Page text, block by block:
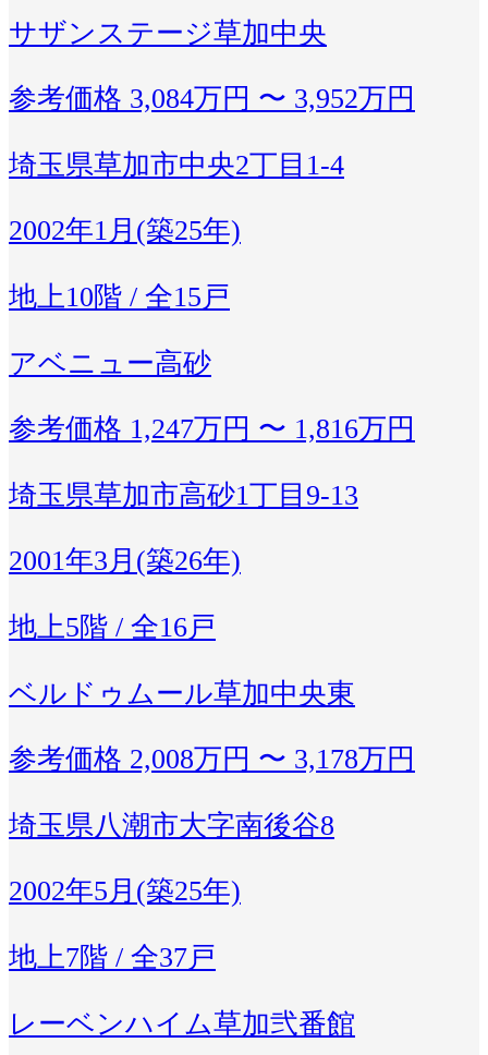
サザンステージ草加中央
参考価格 3,084万円 〜 3,952万円
埼玉県草加市中央2丁目1-4
2002年1月(築25年)
地上10階 / 全15戸
アベニュー高砂
参考価格 1,247万円 〜 1,816万円
埼玉県草加市高砂1丁目9-13
2001年3月(築26年)
地上5階 / 全16戸
ベルドゥムール草加中央東
参考価格 2,008万円 〜 3,178万円
埼玉県八潮市大字南後谷8
2002年5月(築25年)
地上7階 / 全37戸
レーベンハイム草加弐番館